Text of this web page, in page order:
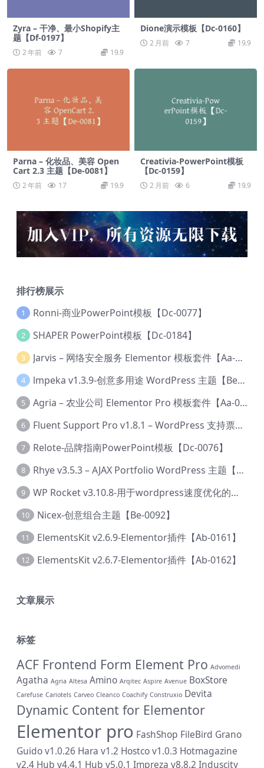
Zyra – 干净、最小Shopify主
题【Df-0197】
2 年前 7 19.9
Dione演示模板【Dc-0160】
2 月前 7 19.9
Parna – 化妆品、美容 Open
Cart 2.3 主题【De-0081】
2 年前 17 19.9
Creativia-PowerPoint模板
【Dc-0159】
2 月前 6 19.9
排行榜展示
1 Ronni-商业PowerPoint模板【Dc-0077】
2 SHAPER PowerPoint模板【Dc-0184】
3 Jarvis – 网络安全服务 Elementor 模板套件【Aa-0035】
4 lmpeka v1.3.9-创意多用途 WordPress 主题【Be-0064】
5 Agria – 农业公司 Elementor Pro 模板套件【Aa-0003】
6 Fluent Support Pro v1.8.1 – WordPress 支持票务系统【Cc-0041】
7 Relote-品牌指南PowerPoint模板【Dc-0076】
8 Rhye v3.5.3 – AJAX Portfolio WordPress 主题【Bi-0049】
9 WP Rocket v3.10.8-用于wordpress速度优化的缓存加速插件【Cd-0019】
10 Nicex-创意组合主题【Be-0092】
11 ElementsKit v2.6.9-Elementor插件【Ab-0161】
12 ElementsKit v2.6.7-Elementor插件【Ab-0162】
文章展示
标签
ACF Frontend Form Element Pro Advomedi
Agatha Agria Altesa Amino Arqitec Aspire Avenue BoxStore
Carefuse Cariotels Carveo Cleanco Coachify Construxio Devita
Dynamic Content for Elementor
Elementor pro FashShop FileBird Grano
Guido v1.0.26 Hara v1.2 Hostco v1.0.3 Hotmagazine
v2.4 Hub v4.4.1 Hub v5.0.1 Impreza v8.8.2 Induscity